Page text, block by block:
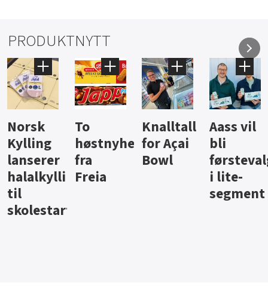
PRODUKTNYTT
Knalltall
for Açai
Bowl
Aass vil
bli
førstevalg
i lite-
Brus og
jus fra
Berentsen
Hard
iste fra
Hansa